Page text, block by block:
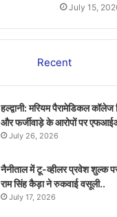
July 15,
Recent
हल्द्वानी: मरियम पैरामेडिकल कॉलेज
और फर्जीवाड़े के आरोपों पर
July 26, 2026
नैनीताल में टू-व्हीलर प्रवेश शुल्क
राम सिंह कैड़ा ने रुकवाई वसूली..
July 17, 2026